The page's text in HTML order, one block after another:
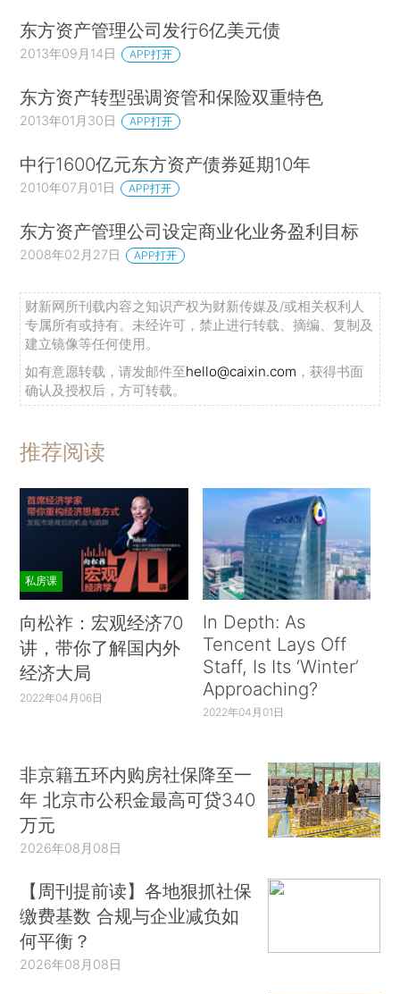
东方资产管理公司发行6亿美元债
2013年09月14日 APP打开
东方资产转型强调资管和保险双重特色
2013年01月30日 APP打开
中行1600亿元东方资产债券延期10年
2010年07月01日 APP打开
东方资产管理公司设定商业化业务盈利目标
2008年02月27日 APP打开
财新网所刊载内容之知识产权为财新传媒及/或相关权利人
专属所有或持有。未经许可，禁止进行转载、摘编、复制及
建立镜像等任何使用。
如有意愿转载，请发邮件至hello@caixin.com ，获得书面
确认及授权后，方可转载。
推荐阅读
私房课
向松祚：宏观经济70
讲，带你了解国内外
经济大局
2022年04月06日
In Depth: As
Tencent Lays Off
Staff, Is Its ‘Winter’
Approaching?
2022年04月01日
非京籍五环内购房社保降至一
年 北京市公积金最高可贷340
万元
2026年08月08日
【周刊提前读】各地狠抓社保
缴费基数 合规与企业减负如
何平衡？
2026年08月08日